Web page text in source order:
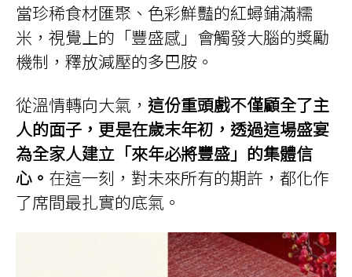
當珍稀食材匯聚、色彩鮮豔的紅蟳鋪滿糯
米，視覺上的「豐盛感」會觸發大腦的獎勵
機制，釋放減壓的多巴胺。
從溫情轉向大氣， 這份重頭戲不僅顧全了主
人的面子，更是在歲末年初，透過這場盛宴
為全家人建立「來年必將豐盛」的集體信
心。 在這一刻，對未來所有的期許，都化作
了席間最扎實的底氣。